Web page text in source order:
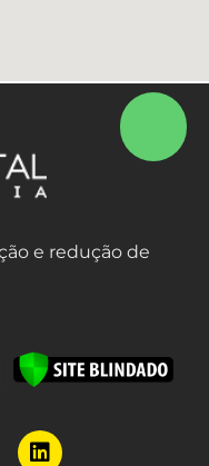
e redução de